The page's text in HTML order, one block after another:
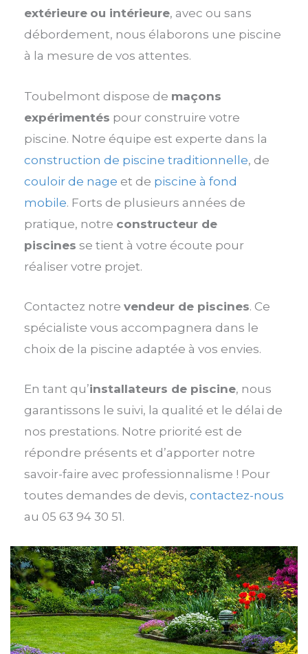
extérieure ou intérieure, avec ou sans
débordement, nous élaborons une piscine
à la mesure de vos attentes.
Toubelmont dispose de maçons
expérimentés pour construire votre
piscine. Notre équipe est experte dans la
construction de piscine traditionnelle, de
couloir de nage et de piscine à fond
mobile. Forts de plusieurs années de
pratique, notre constructeur de
piscines se tient à votre écoute pour
réaliser votre projet.
Contactez notre vendeur de piscines. Ce
spécialiste vous accompagnera dans le
choix de la piscine adaptée à vos envies.
En tant qu’installateurs de piscine, nous
garantissons le suivi, la qualité et le délai de
nos prestations. Notre priorité est de
répondre présents et d’apporter notre
savoir-faire avec professionnalisme ! Pour
toutes demandes de devis, contactez-nous
au 05 63 94 30 51.